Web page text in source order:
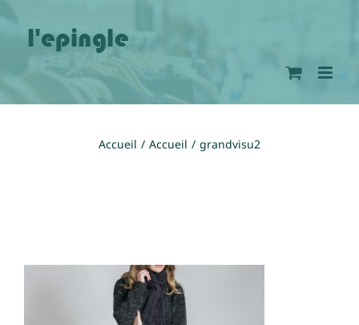
Accueil Accueil grandvisu2